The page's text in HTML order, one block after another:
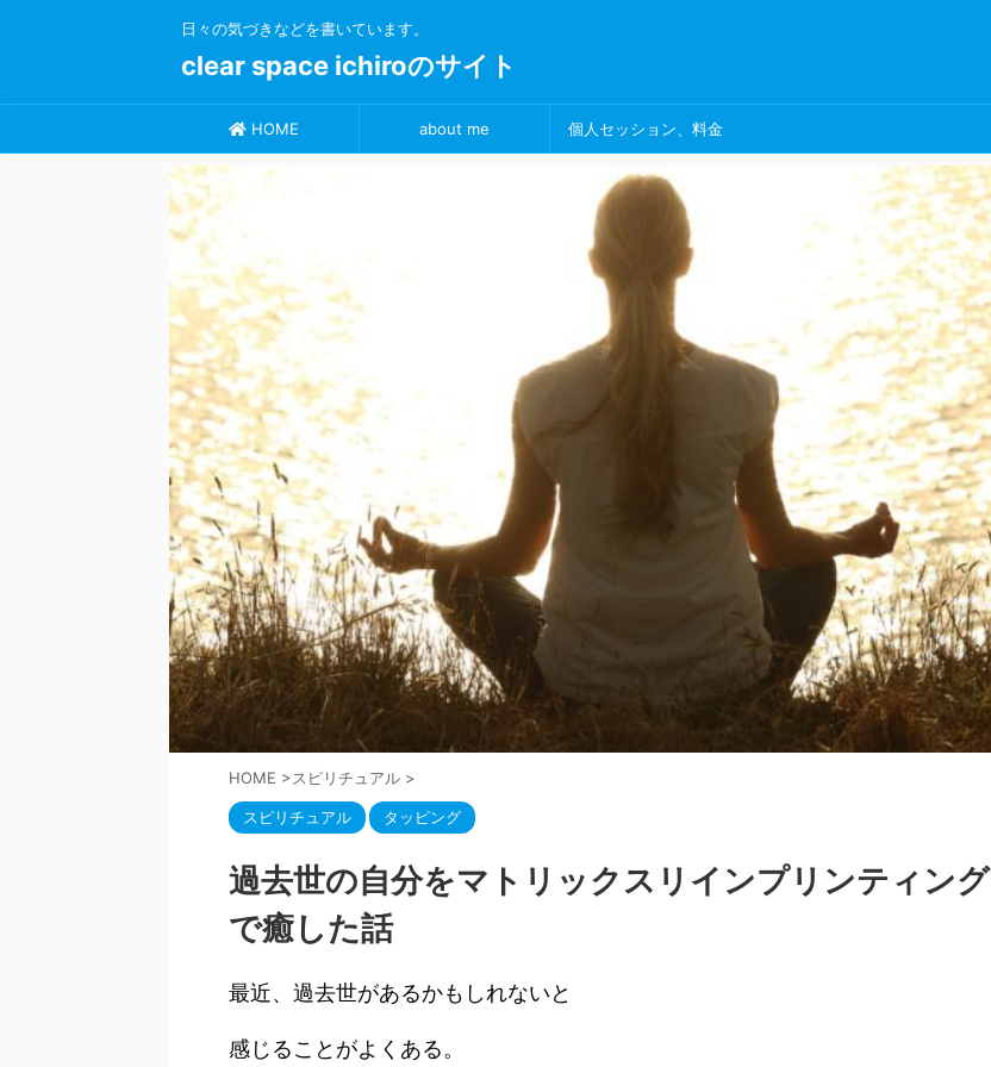
日々の気づきなどを書いています。
clear space ichiroのサイト
HOME about me 個人セッション、料金
HOME >スピリチュアル >
スピリチュアル タッピング
過去世の自分をマトリックスリインプリンティング
で癒した話
最近、過去世があるかもしれないと
感じることがよくある。